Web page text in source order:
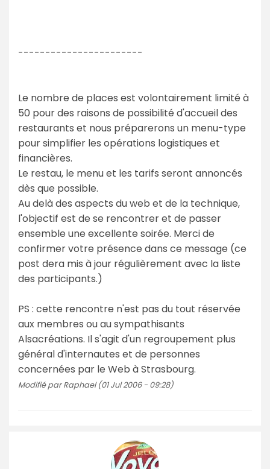
-----------------------
Le nombre de places est volontairement limité à
50 pour des raisons de possibilité d'accueil des
restaurants et nous préparerons un menu-type
pour simplifier les opérations logistiques et
financières.
Le restau, le menu et les tarifs seront annoncés
dès que possible.
Au delà des aspects du web et de la technique,
l'objectif est de se rencontrer et de passer
ensemble une excellente soirée. Merci de
confirmer votre présence dans ce message (ce
post dera mis à jour régulièrement avec la liste
des participants.)
PS : cette rencontre n'est pas du tout réservée
aux membres ou au sympathisants
Alsacréations. Il s'agit d'un regroupement plus
général d'internautes et de personnes
concernées par le Web à Strasbourg.
Modifié par Raphael (01 Jul 2006 - 09:28)